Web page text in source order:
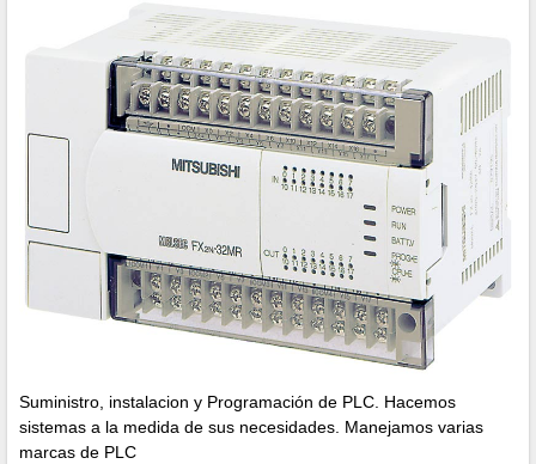
Suministro, instalacion y Programación de PLC. Hacemos
sistemas a la medida de sus necesidades. Manejamos varias
marcas de PLC